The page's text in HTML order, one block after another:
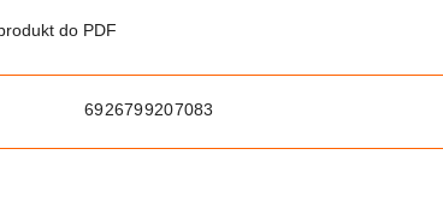
do PDF
6926799207083